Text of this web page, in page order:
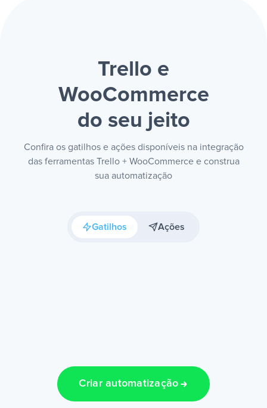
Trello e
WooCommerce
do seu jeito
Confira os gatilhos e ações disponíveis na integração
das ferramentas Trello + WooCommerce e construa
sua automatização
Gatilhos Ações
Criar automatização